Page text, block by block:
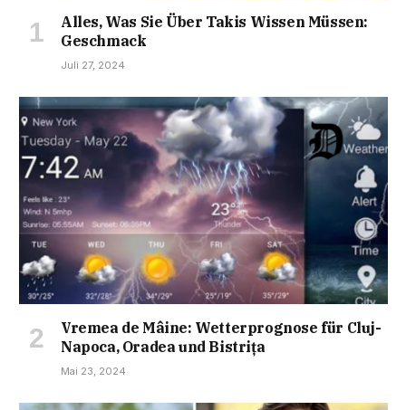
Alles, Was Sie Über Takis Wissen Müssen:
Geschmack
Juli 27, 2024
Vremea de Mâine: Wetterprognose für Cluj-
Napoca, Oradea und Bistrița
Mai 23, 2024